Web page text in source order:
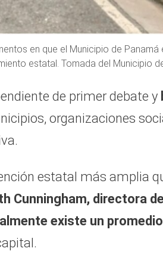
en que el Municipio de
estatal. Tomada del Municipio
de primer debate y
organizaciones
estatal más amplia
Cunningham, directora
existe un